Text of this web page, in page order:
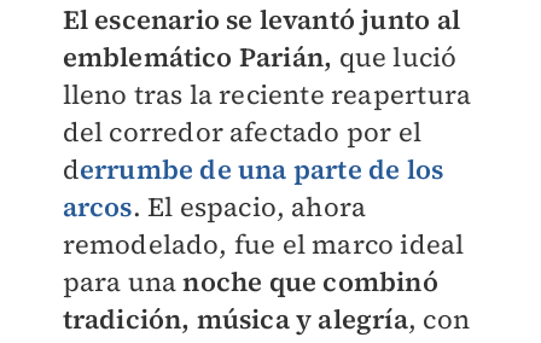
El escenario se levantó junto al
emblemático Parián, que lució
lleno tras la reciente reapertura
del corredor afectado por el
derrumbe de una parte de los
arcos. El espacio, ahora
remodelado, fue el marco ideal
para unanoche que combinó
tradición, música y alegría, con